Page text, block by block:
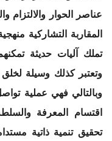
عناصر الحوار
المقاربة التشاركية
تملك آليات حديثة
وتعتبر كذلك وسيلة لخلق
وبالتالي فهي عملية
اقتسام المعرفة
تحقيق تنمية ذاتية